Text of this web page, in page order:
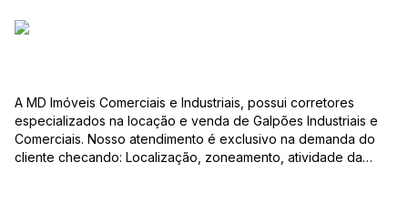
A MD Imóveis Comerciais e Industriais, possui corretores
especializados na locação e venda de Galpões Industriais e
Comerciais. Nosso atendimento é exclusivo na demanda do
cliente checando: Localização, zoneamento, atividade da